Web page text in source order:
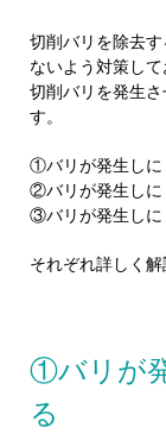
切削バリを除去
ないよう対策して
切削バリを発生
す。
①バリが発生しに
②バリが発生しに
③バリが発生しに
それぞれ詳しく解
①バリが
る